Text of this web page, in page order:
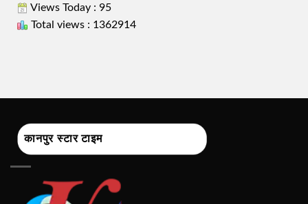
Views Today : 95
Total views : 1362914
कानपुर स्टार टाइम